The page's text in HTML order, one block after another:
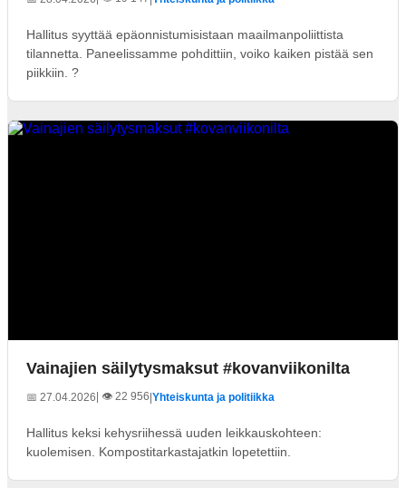
Hallitus syyttää epäonnistumisistaan maailmanpoliittista
tilannetta. Paneelissamme pohdittiin, voiko kaiken pistää sen
piikkiin. ?
Vainajien säilytysmaksut #kovanviikonilta
📅 27.04.2026| 👁️ 22 956 Yhteiskunta ja politiikka
Hallitus keksi kehysriihessä uuden leikkauskohteen:
kuolemisen. Kompostitarkastajatkin lopetettiin.